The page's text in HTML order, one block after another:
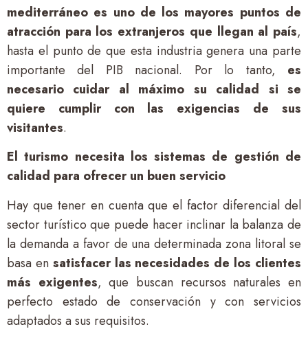
mediterráneo es uno de los mayores puntos de
atracción para los extranjeros que llegan al país,
hasta el punto de que esta industria genera una parte
importante del PIB nacional. Por lo tanto, es
necesario cuidar al máximo su calidad si se
quiere cumplir con las exigencias de sus
visitantes.
El turismo necesita los sistemas de gestión de
calidad para ofrecer un buen servicio
Hay que tener en cuenta que el factor diferencial del
sector turístico que puede hacer inclinar la balanza de
la demanda a favor de una determinada zona litoral se
basa en satisfacer las necesidades de los clientes
más exigentes, que buscan recursos naturales en
perfecto estado de conservación y con servicios
adaptados a sus requisitos.